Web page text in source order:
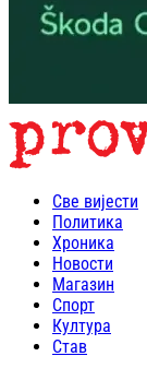
Све вијести
Политика
Хроника
Новости
Магазин
Спорт
Култура
Став